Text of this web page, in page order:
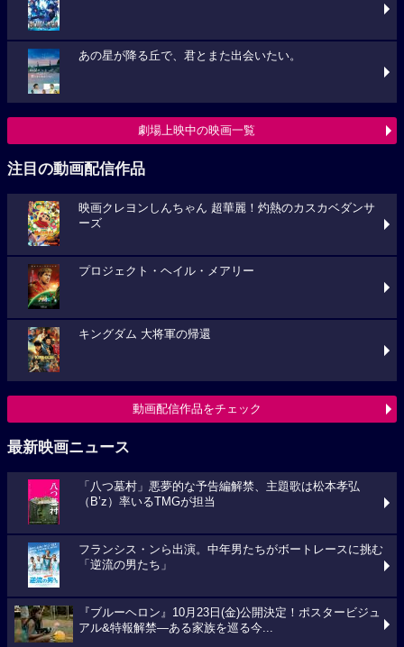
あの星が降る丘で、君とまた出会いたい。
劇場上映中の映画一覧
注目の動画配信作品
映画クレヨンしんちゃん 超華麗！灼熱のカスカベダンサ
ーズ
プロジェクト・ヘイル・メアリー
キングダム 大将軍の帰還
動画配信作品をチェック
最新映画ニュース
「八つ墓村」悪夢的な予告編解禁、主題歌は松本孝弘
（B’z）率いるTMGが担当
フランシス・ンら出演。中年男たちがボートレースに挑む
「逆流の男たち」
『ブルーヘロン』10月23日(金)公開決定！ポスタービジュ
アル&特報解禁―ある家族を巡る今...